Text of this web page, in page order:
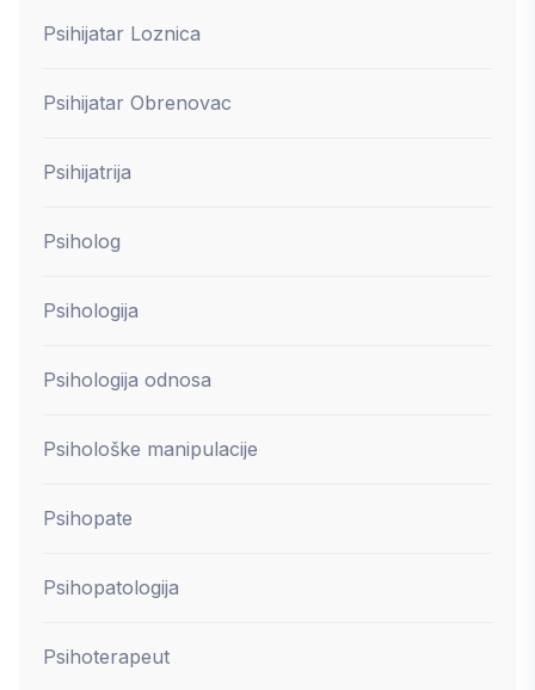
Psihijatar Loznica
Psihijatar Obrenovac
Psihijatrija
Psiholog
Psihologija
Psihologija odnosa
Psihološke manipulacije
Psihopate
Psihopatologija
Psihoterapeut